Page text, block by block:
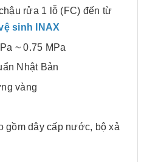
rửa 1 lỗ (FC) đến từ
sinh INAX
~ 0.75 MPa
Nhật Bản
vàng
gồm dây cấp nước, bộ xả